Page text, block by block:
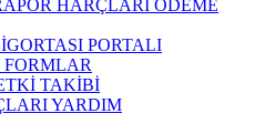
HARÇLARI ÖDEME
PORTALI
TAKİBİ
YARDIM